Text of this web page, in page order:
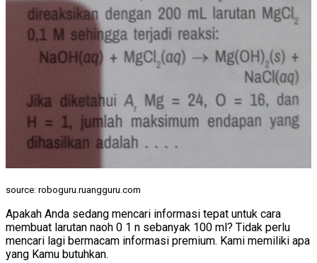
source: roboguru.ruangguru.com
Apakah Anda sedang mencari informasi tepat untuk cara
membuat larutan naoh 0 1 n sebanyak 100 ml? Tidak perlu
mencari lagi bermacam informasi premium. Kami memiliki apa
yang Kamu butuhkan.